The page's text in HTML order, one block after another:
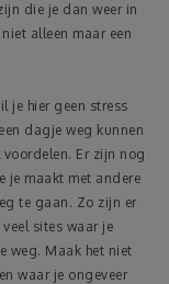
die je dan weer in
alleen maar een
je hier geen stress
dagje weg kunnen
Er zijn nog
je maakt met andere
te gaan. Zo zijn er
sites waar je
weg. Maak het niet
waar je ongeveer